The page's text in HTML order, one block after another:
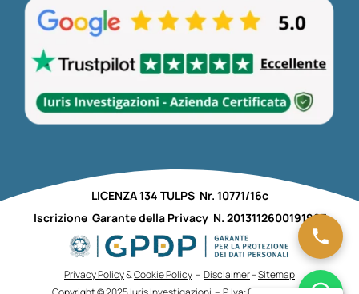
LICENZA 134 TULPS Nr. 10771/16c
Iscrizione Garante della Privacy N. 2013112600191987
Privacy Policy&Cookie Policy – Disclaimer–Sitemap